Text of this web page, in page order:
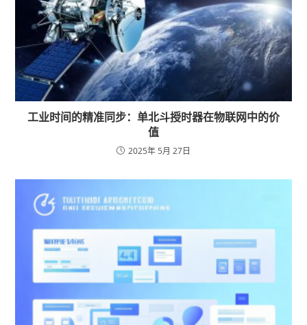
工业时间的精准同步：单北斗授时器在物联网中的价
值
2025年 5月 27日